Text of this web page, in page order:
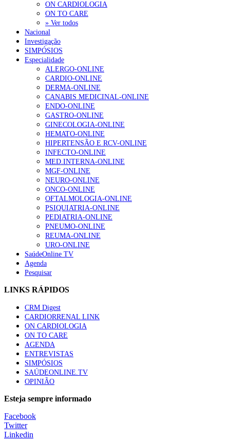
ON CARDIOLOGIA
ON TO CARE
» Ver todos
Nacional
Investigação
SIMPÓSIOS
Especialidade
ALERGO-ONLINE
CARDIO-ONLINE
DERMA-ONLINE
CANABIS MEDICINAL-ONLINE
ENDO-ONLINE
GASTRO-ONLINE
GINECOLOGIA-ONLINE
HEMATO-ONLINE
HIPERTENSÃO E RCV-ONLINE
INFECTO-ONLINE
MED.INTERNA-ONLINE
MGF-ONLINE
NEURO-ONLINE
ONCO-ONLINE
OFTALMOLOGIA-ONLINE
PSIQUIATRIA-ONLINE
PEDIATRIA-ONLINE
PNEUMO-ONLINE
REUMA-ONLINE
URO-ONLINE
SaúdeOnline TV
Agenda
Pesquisar
LINKS RÁPIDOS
CRM Digest
CARDIORRENAL LINK
ON CARDIOLOGIA
ON TO CARE
AGENDA
ENTREVISTAS
SIMPÓSIOS
SAÚDEONLINE.TV
OPINIÃO
Esteja sempre informado
Facebook
Twitter
Linkedin